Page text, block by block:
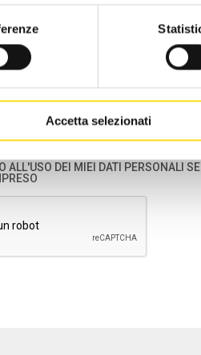
Accetta selezionati
degli articoli 13 -14 del Regolamento UE n.
Signore,
Titolare del trattamento dei Suoi Dati
4156056 - email:info@eburt.it- p.e.c.
Dati Personali, comuni e particolari (ossia
convinzioni religiose o filosofiche, o
della persona), raccolti in occasione
indicati saranno di seguito definiti
ALL'USO DEI MIEI DATI PERSONALI